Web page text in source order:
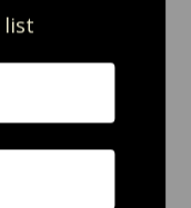
す。」
着心地も抜群。デザ
れる一着になりまし